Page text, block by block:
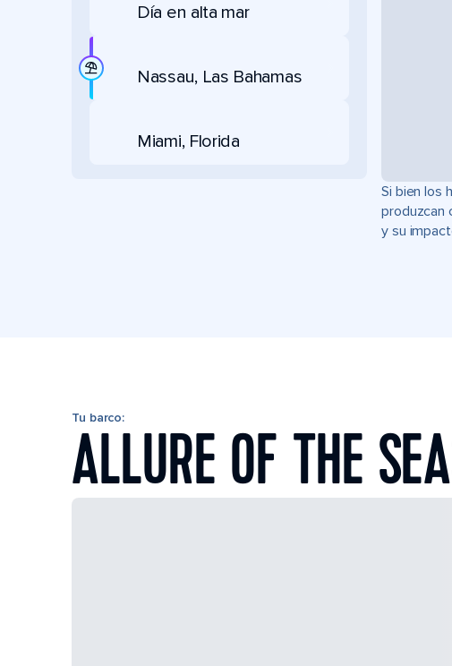
Día en alta mar
Nassau, Las Bahamas
Miami, Florida
Si bien los
produzcan
y su
Tu barco:
ALLURE OF THE